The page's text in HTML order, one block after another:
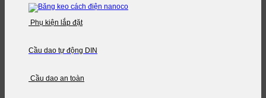
Phụ kiện lắp đặt
Cầu dao tự động DIN
Cầu dao an toàn